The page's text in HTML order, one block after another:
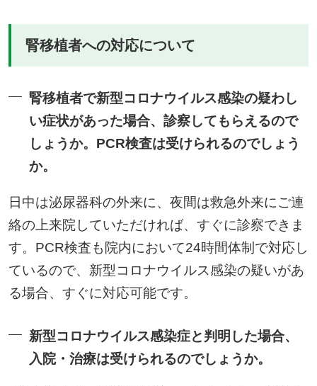
腎移植者への対応について
腎移植者で新型コロナウイルス感染の疑わし
い症状があった場合、診察してもらえるので
しょうか。PCR検査は受けられるのでしょう
か。
日中は泌尿器科の外来に、夜間は救急外来にご連
絡の上来院していただければ、すぐに診察できま
す。PCR検査も院内において24時間体制で対応し
ているので、新型コロナウイルス感染の疑いがあ
る場合、すぐに対応可能です。
新型コロナウイルス感染症と判明した場合、
入院・治療は受けられるのでしょうか。